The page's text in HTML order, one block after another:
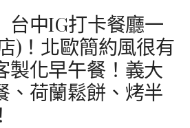
台中IG打卡餐廳一
)！北歐簡約風很有
製化早午餐！義大
、荷蘭鬆餅、烤半